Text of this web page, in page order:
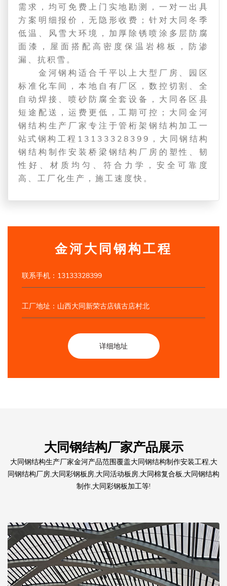
需求，均可免费上门实地勘测，一对一出具
方案明细报价，无隐形收费；针对大同冬季
低温、风雪大环境，加厚除锈喷涂多层防腐
面漆，屋面搭配高密度保温岩棉板，防渗
漏、抗积雪。
金河钢构适合千平以上大型厂房、园区
标准化车间，本地自有厂区，数控切割、全
自动焊接、喷砂防腐全套设备，大同各区县
短途配送，运费更低，工期可控；大同金河
钢结构生产厂家专注于管桁架钢结构加工一
站式钢构工程13133328399，大同钢结构
钢结构制作安装桥梁钢结构厂房的塑性、韧
性好、材质均匀、符合力学，安全可靠度
高、工厂化生产，施工速度快。
金河大同钢构工程
联系手机：13133328399
工厂地址：山西大同新荣古店镇古店村北
详细地址
大同钢结构厂家产品展示
大同钢结构生产厂家金河产品范围覆盖大同钢结构制作安装工程,大
同钢结构厂房,大同彩钢板房,大同活动板房,大同棉复合板,大同钢结构
制作,大同彩钢板加工等!